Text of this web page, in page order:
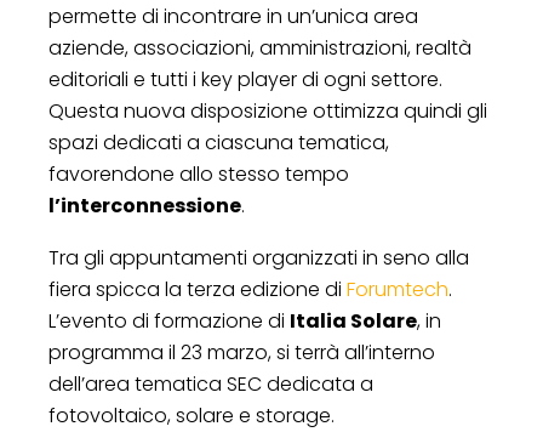
permette di incontrare in un’unica area
aziende, associazioni, amministrazioni, realtà
editoriali e tutti i key player di ogni settore.
Questa nuova disposizione ottimizza quindi gli
spazi dedicati a ciascuna tematica,
favorendone allo stesso tempo
l’interconnessione.
Tra gli appuntamenti organizzati in seno alla
fiera spicca la terza edizione di Forumtech.
L’evento di formazione di Italia Solare, in
programma il 23 marzo, si terrà all’interno
dell’area tematica SEC dedicata a
fotovoltaico, solare e storage.